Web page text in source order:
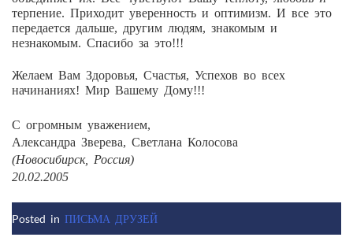
терпение. Приходит уверенность и оптимизм. И все это
передается дальше, другим людям, знакомым и
незнакомым. Спасибо за это!!!
Желаем Вам Здоровья, Счастья, Успехов во всех
начинаниях! Мир Вашему Дому!!!
С огромным уважением,
Александра Зверева, Светлана Колосова
(Новосибирск, Россия)
20.02.2005
Posted in ПИСЬМА ДРУЗЕЙ